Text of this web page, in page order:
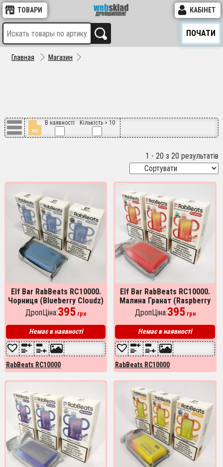
ТОВАРИ КАБІНЕТ
ПОЧАТИ
Главная Магазин
В наявності Кількість > 10
1 - 20 з 20 результатів
Elf Bar RabBeats RC10000.
Чорниця (Blueberry Cloudz)
ДропЦіна:395 грн
Немає в наявності
RabBeats RC10000
Elf Bar RabBeats RC10000.
Малина Гранат (Raspberry
Pomegranate)
ДропЦіна:395грн
Немає в наявності
RabBeats RC10000